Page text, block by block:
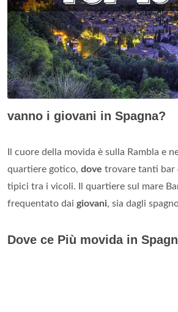
vanno i giovani in Spagna?
Il cuore della movida è sulla Rambla e
quartiere gotico, dove trovare tanti bar
tipici tra i vicoli. Il quartiere sul mare
frequentato dai giovani, sia dagli
Dove ce Più movida in